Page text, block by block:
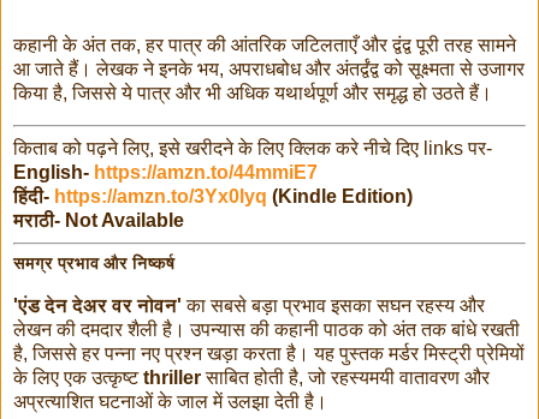
कहानी के अंत तक, हर पात्र की आंतरिक जटिलताएँ और द्वंद्व पूरी तरह सामने
आ जाते हैं। लेखक ने इनके भय, अपराधबोध और अंतर्द्वंद्व को सूक्ष्मता से उजागर
किया है, जिससे ये पात्र और भी अधिक यथार्थपूर्ण और समृद्ध हो उठते हैं।
किताब को पढ़ने लिए, इसे खरीदने के लिए क्लिक करे नीचे दिए links पर-
English- https://amzn.to/44mmiE7
हिंदी- https://amzn.to/3Yx0lyq (Kindle Edition)
मराठी- Not Available
समग्र प्रभाव और निष्कर्ष
'एंड देन देअर वर नोवन' का सबसे बड़ा प्रभाव इसका सघन रहस्य और
लेखन की दमदार शैली है। उपन्यास की कहानी पाठक को अंत तक बांधे रखती
है, जिससे हर पन्ना नए प्रश्न खड़ा करता है। यह पुस्तक मर्डर मिस्ट्री प्रेमियों
के लिए एक उत्कृष्टthrillerसाबित होती है, जो रहस्यमयी वातावरण और
अप्रत्याशित घटनाओं के जाल में उलझा देती है।